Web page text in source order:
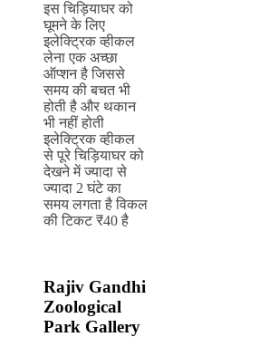
इस चिड़ियाघर को
घूमने के लिए
इलेक्ट्रिक व्हीकल
लेना एक अच्छा
ऑप्शन है जिससे
समय की बचत भी
होती है और थकान
भी नहीं होती
इलेक्ट्रिक व्हीकल
से पूरे चिड़ियाघर को
देखने में ज्यादा से
ज्यादा 2 घंटे का
समय लगता है विकल
की टिकट ₹40 है
Rajiv Gandhi
Zoological
Park Gallery